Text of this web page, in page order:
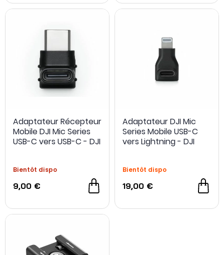
Adaptateur Récepteur
Mobile DJI Mic Series
USB-C vers USB-C - DJI
Bientôt dispo
9,00 €
Adaptateur DJI Mic
Series Mobile USB-C
vers Lightning - DJI
Bientôt dispo
19,00 €